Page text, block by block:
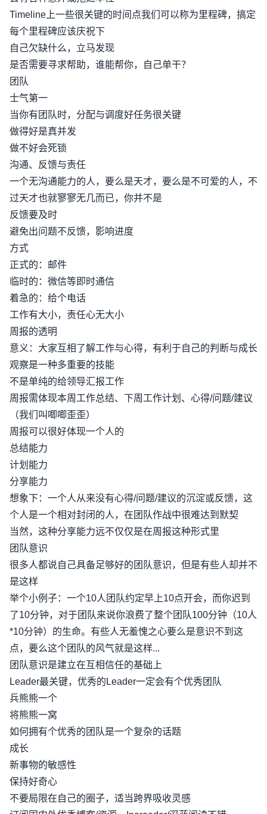
Timeline上一些很关键的时间点我们可以称为里程碑，搞定
每个里程碑应该庆祝下
自己欠缺什么，立马发现
是否需要寻求帮助，谁能帮你，自己单干？
团队
士气第一
当你有团队时，分配与调度好任务很关键
做得好是真并发
做不好会死锁
沟通、反馈与责任
一个无沟通能力的人，要么是天才，要么是不可爱的人，不
过天才也就寥寥无几而已，你并不是
反馈要及时
避免出问题不反馈，影响进度
方式
正式的：邮件
临时的：微信等即时通信
着急的：给个电话
工作有大小，责任心无大小
周报的透明
意义：大家互相了解工作与心得，有利于自己的判断与成长
观察是一种多重要的技能
不是单纯的给领导汇报工作
周报需体现本周工作总结、下周工作计划、心得/问题/建议
（我们叫唧唧歪歪）
周报可以很好体现一个人的
总结能力
计划能力
分享能力
想象下：一个人从来没有心得/问题/建议的沉淀或反馈，这
个人是一个相对封闭的人，在团队作战中很难达到默契
当然，这种分享能力远不仅仅是在周报这种形式里
团队意识
很多人都说自己具备足够好的团队意识，但是有些人却并不
是这样
举个小例子：一个10人团队约定早上10点开会，而你迟到
了10分钟，对于团队来说你浪费了整个团队100分钟（10人
*10分钟）的生命。有些人无羞愧之心要么是意识不到这
点，要么这个团队的风气就是这样...
团队意识是建立在互相信任的基础上
Leader最关键，优秀的Leader一定会有个优秀团队
兵熊熊一个
将熊熊一窝
如何拥有个优秀的团队是一个复杂的话题
成长
新事物的敏感性
保持好奇心
不要局限在自己的圈子，适当跨界吸收灵感